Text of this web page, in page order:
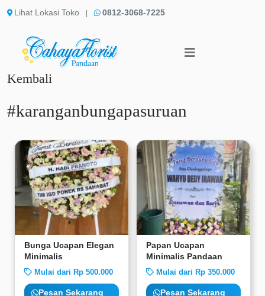
Lihat Lokasi Toko 0812-3068-7225
Kembali
#karanganbungapasuruan
Bunga Ucapan Elegan
Minimalis
Mulai dari Rp 500.000
Pesan Sekarang
Papan Ucapan
Minimalis Pandaan
Mulai dari Rp 350.000
Pesan Sekarang